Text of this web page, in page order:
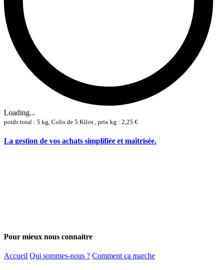
Loading...
poids total : 5 kg, Colis de 5 Kilos , prix kg : 2,25 €
La gestion de vos achats simplifiée et maîtrisée.
Pour mieux nous connaitre
Accueil Qui sommes-nous ? Comment ça marche